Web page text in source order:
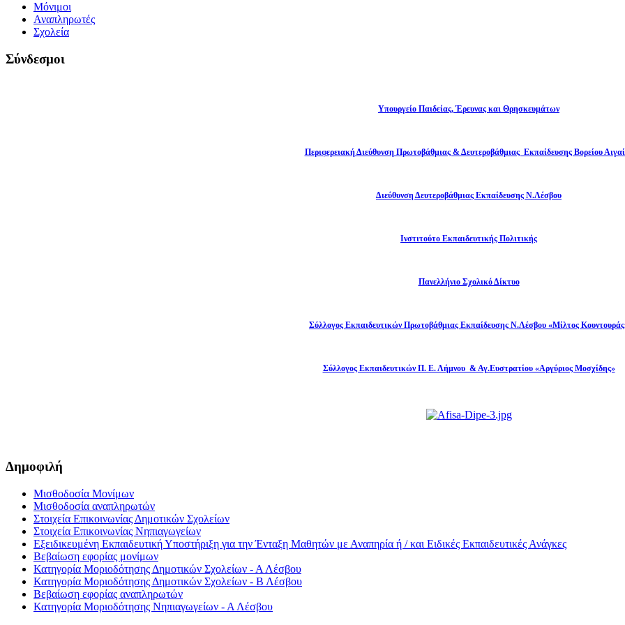
Μόνιμοι
Αναπληρωτές
Σχολεία
Σύνδεσμοι
Υπουργείο Παιδείας, Έρευνας και Θρησκευμάτων
Περιφερειακή Διεύθυνση Πρωτοβάθμιας & Δευτεροβάθμιας Εκπαίδευσης Βορείου
Διεύθυνση Δευτεροβάθμιας Εκπαίδευσης Ν.Λέσβου
Ινστιτούτο Εκπαιδευτικής Πολιτικής
Πανελλήνιο Σχολικό Δίκτυο
Σύλλογος Εκπαιδευτικών Πρωτοβάθμιας Εκπαίδευσης Ν.Λέσβου «Μίλτος
Σύλλογος Εκπαιδευτικών Π. Ε. Λήμνου & Αγ.Ευστρατίου «Αργύριος Μοσχίδης»
Δημοφιλή
Μισθοδοσία Μονίμων
Μισθοδοσία αναπληρωτών
Στοιχεία Επικοινωνίας Δημοτικών Σχολείων
Στοιχεία Επικοινωνίας Νηπιαγωγείων
Εξειδικευμένη Εκπαιδευτική Υποστήριξη για την Ένταξη Μαθητών με Αναπηρία ή / και Eιδικές Εκπαιδευτικές Ανάγκες
Βεβαίωση εφορίας μονίμων
Κατηγορία Μοριοδότησης Δημοτικών Σχολείων - Α Λέσβου
Κατηγορία Μοριοδότησης Δημοτικών Σχολείων - Β Λέσβου
Βεβαίωση εφορίας αναπληρωτών
Κατηγορία Μοριοδότησης Νηπιαγωγείων - Α Λέσβου